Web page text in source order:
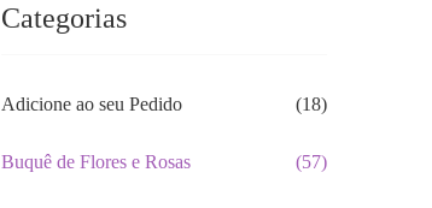
Categorias
Adicione ao seu Pedido (18)
Buquê de Flores e Rosas (57)